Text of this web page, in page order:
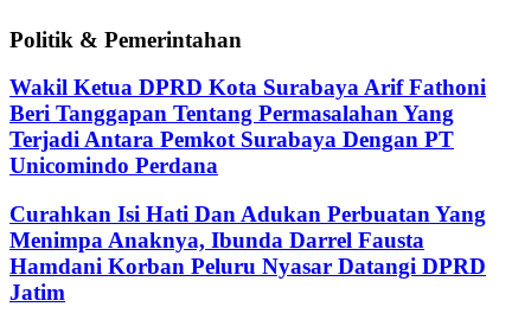
Politik & Pemerintahan
Wakil Ketua DPRD Kota Surabaya Arif Fathoni
Beri Tanggapan Tentang Permasalahan Yang
Terjadi Antara Pemkot Surabaya Dengan PT
Unicomindo Perdana
Curahkan Isi Hati Dan Adukan Perbuatan Yang
Menimpa Anaknya, Ibunda Darrel Fausta
Hamdani Korban Peluru Nyasar Datangi DPRD
Jatim